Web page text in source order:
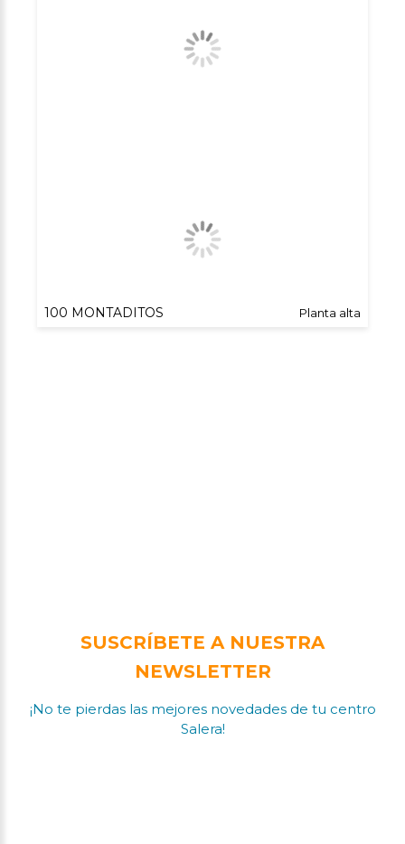
100 MONTADITOS Planta alta
SUSCRÍBETE A NUESTRA
NEWSLETTER
¡No te pierdas las mejores novedades de tu centro
Salera!